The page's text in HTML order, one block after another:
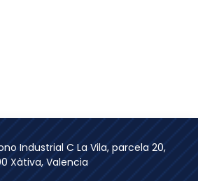
Industrial C La Vila, parcela 20,
Xàtiva, Valencia